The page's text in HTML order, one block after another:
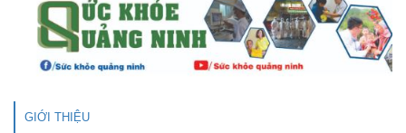
GIỚI THIỆU